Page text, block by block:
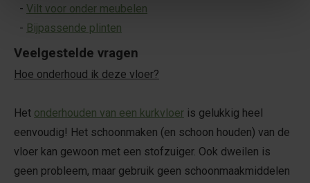
- Vilt voor onder meubelen
- Bijpassende plinten
Veelgestelde vragen
Hoe onderhoud ik deze vloer?
Het onderhouden van een kurkvloer is gelukkig heel
eenvoudig! Het schoonmaken (en schoon houden) van de
vloer kan gewoon met een stofzuiger. Ook dweilen is
geen probleem, maar gebruik geen schoonmaakmiddelen